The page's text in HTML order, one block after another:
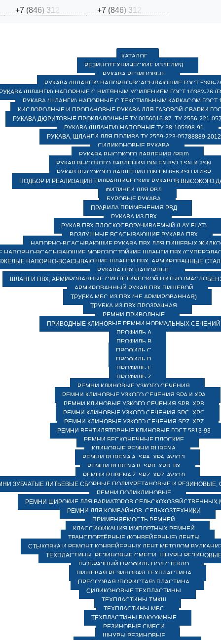
+7 (846) 31 +7 (846) 31
КАТАЛОГ
РЕЗИНОТЕХНИЧЕСКИЕ ИЗДЕЛИЯ
РУКАВА РЕЗИНОВЫЕ
РУКАВА (ШЛАНГИ) НАПОРНО-ВСАСЫВАЮЩИЕ ГОСТ 5398-
(ШЛАНГИ) НАПОРНЫЕ С НИТЯНЫМ УСИЛЕНИЕМ ГОСТ 10362-76
РУКАВА (ШЛАНГИ) НАПОРНЫЕ С ТЕКСТИЛЬНЫМ КАРКАСОМ ГОСТ
КИСЛОРОДНЫЕ И ПРОПАНОВЫЕ РУКАВА ДЛЯ ГАЗОВОЙ СВАРКИ
РУКАВА ДЮРИТОВЫЕ ПРОКЛАДОЧНЫЕ ТУ 0056016-87, ТУ 2556-221-
РУКАВА (ШЛАНГИ) НАПОРНЫЕ ТУ 38-105998-91
РУКАВА, ШЛАНГИ ДЛЯ ПОЛИВА ТУ 2559-223-05788889-2012
СИЛИКОНОВЫЕ РУКАВА
РУКАВА ВЫСОКОГО ДАВЛЕНИЯ (РВД)
РУКАВ ВЫСОКОГО ДАВЛЕНИЯ DIN EN 853 1SN И 2SN
РУКАВ ВЫСОКОГО ДАВЛЕНИЯ DIN EN 856 4SH И 4SP
ПОДБОР И РЕАЛИЗАЦИЯ ГИДРАВЛИЧЕСКИХ РУКАВОВ ВЫСОКОГО
ФИТИНГИ ДЛЯ РВД
БУРОВЫЕ РУКАВА
ПРАВИЛА ПРИМЕНЕНИЯ РВД
РУКАВА ИЗ ПВХ
РУКАВ ПВХ ПЛОСКОСВОРАЧИВАЕМЫЙ (LAY FLAT)
ВОЗДУШНЫЕ ВСАСЫВАЮЩИЕ РУКАВА ПВХ
НАПОРНО-ВСАСЫВАЮЩИЕ РУКАВА ПВХ ДЛЯ ПИЩЕВЫХ
НАПОРНО-ВСАСЫВАЮЩИЕ МОРОЗОСТОЙКИЕ ШЛАНГИ ПВХ
НАПОРНО-ВСАСЫВАЮЩИЕ ШЛАНГИ ПВХ, АРМИРОВАННЫЕ
РУКАВА ПВХ НАПОРНЫЕ
ШЛАНГИ ПВХ, АРМИРОВАННЫЕ СИНТЕТИЧЕСКОЙ НИТЬЮ
АРМИРОВАННЫЙ РУКАВ ПВХ ПИЩЕВОЙ
ТРУБКА МБС ИЗ ПВХ (НЕ АРМИРОВАННАЯ)
ТРУБКА ИЗ ПВХ ПРОЗРАЧНАЯ
РЕМНИ ПРИВОДНЫЕ
ПРИВОДНЫЕ КЛИНОВЫЕ РЕМНИ НОРМАЛЬНЫХ СЕЧЕНИЙ
ПРОФИЛЬ A
ПРОФИЛЬ B
ПРОФИЛЬ C
ПРОФИЛЬ D
ПРОФИЛЬ E
ПРОФИЛЬ Z
РЕМНИ КЛИНОВЫЕ УЗКОГО СЕЧЕНИЯ
РЕМНИ КЛИНОВЫЕ УЗКОГО СЕЧЕНИЯ SPA И XPA
РЕМНИ КЛИНОВЫЕ УЗКОГО СЕЧЕНИЯ SPB, XPB
РЕМНИ КЛИНОВЫЕ УЗКОГО СЕЧЕНИЯ SPC, XPC
РЕМНИ КЛИНОВЫЕ УЗКОГО СЕЧЕНИЯ SPZ, XPZ
РЕМНИ ВЕНТИЛЯТОРНЫЕ КЛИНОВЫЕ ГОСТ 5813-93
РЕМНИ БЕСКОНЕЧНЫЕ ПЛОСКИЕ
КЛИНОВЫЕ РЕМНИ RUBENA
РЕМНИ RUBENA А, SPA, XPA, AVX13
РЕМНИ RUBENA В, SPВ, ХPВ, ВХ
РЕМНИ RUBENA Z, SPZ, XPZ, AVX10
ЗУБЧАТЫЕ ЛИТЬЕВЫЕ СБОРНЫЕ ПОЛИУРЕТАНОВЫЕ И РЕЗИНОВЫЕ,
РЕМНИ ПОЛИКЛИНОВЫЕ
РЕМНИ ШИРОКИЕ ДЛЯ ВАРИАТОРОВ СЕЛЬСКОХОЗЯЙСТВЕННЫХ
РЕМНИ ДЛЯ КОМБАЙНОВ, СЕЛЬХОЗТЕХНИКИ
ПРИМЕНЯЕМОСТЬ РЕМНЕЙ
КЛАССИФИКАЦИЯ ИМПОРТНЫХ РЕМНЕЙ
ТРАНСПОРТЁРНЫЕ (КОНВЕЙЕРНЫЕ) ЛЕНТЫ
СТЫКОВКА И РЕМОНТ КОНВЕЙЕРНЫХ ЛЕНТ МЕТОДОМ
ТЕХПЛАСТИНЫ, РЕЗИНОВЫЕ СМЕСИ, ШНУРЫ
П-ОБРАЗНЫЙ ПРОФИЛЬ ПОД СТЕКЛО
ПИЩЕВАЯ РЕЗИНОВАЯ ТЕХПЛАСТИНА
ПРЕССОВАЯ (ПОРИСТАЯ) ПЛАСТИНА
СИЛИКОНОВЫЕ ТЕХПЛАСТИНЫ
ТЕХПЛАСТИНЫ ТМКЩ
ТЕХПЛАСТИНЫ МБС
ТЕХПЛАСТИНЫ ВАКУУМНЫЕ
РЕЗИНОВЫЕ СМЕСИ
ШНУРЫ РЕЗИНОВЫЕ